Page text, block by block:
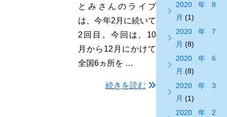
とみさんのライブ
は、今年2月に続いて
2回目。今回は、10
月から12月にかけて
全国6ヵ所を …
続きを読む
2020年8
月 (1)
2020年7
月 (8)
2020年6
月 (8)
2020年3
月 (1)
2020年2